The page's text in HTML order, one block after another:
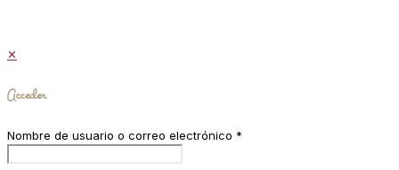
✕
Acceder
Nombre de usuario o correo electrónico *